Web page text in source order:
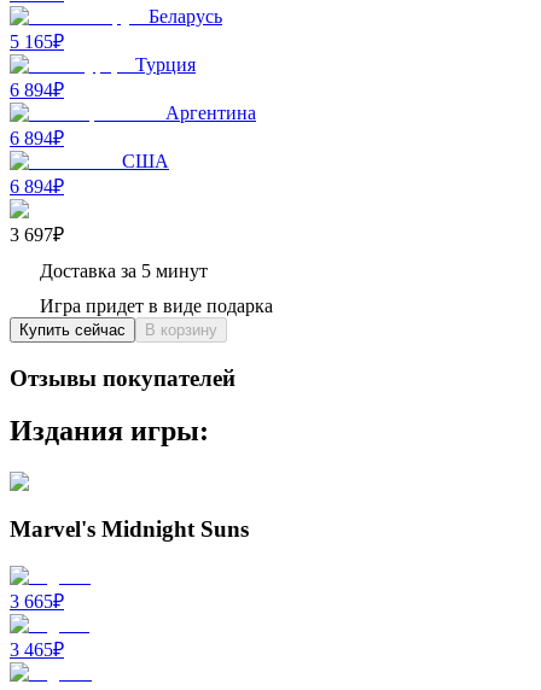
Беларусь
5 165₽
Турция
6 894₽
Аргентина
6 894₽
США
6 894₽
3 697₽
Доставка за 5 минут
Игра придет в виде подарка
Купить сейчас В корзину
Отзывы покупателей
Издания игры:
Marvel's Midnight Suns
3 665₽
3 465₽